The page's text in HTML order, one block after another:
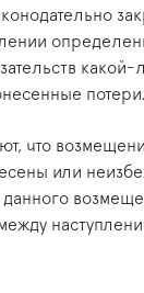
потери.
что
или
данного